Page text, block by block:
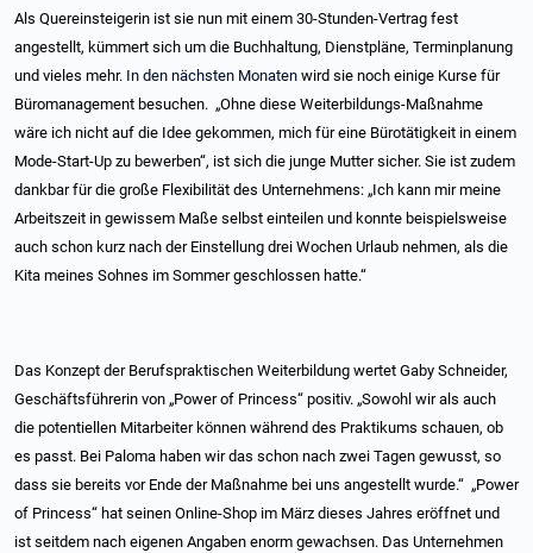
Als Quereinsteigerin ist sie nun mit einem 30-Stunden-Vertrag fest
angestellt, kümmert sich um die Buchhaltung, Dienstpläne, Terminplanung
und vieles mehr. In den nächsten Monaten wird sie noch einige Kurse für
Büromanagement besuchen. „Ohne diese Weiterbildungs-Maßnahme
wäre ich nicht auf die Idee gekommen, mich für eine Bürotätigkeit in einem
Mode-Start-Up zu bewerben“, ist sich die junge Mutter sicher. Sie ist zudem
dankbar für die große Flexibilität des Unternehmens: „Ich kann mir meine
Arbeitszeit in gewissem Maße selbst einteilen und konnte beispielsweise
auch schon kurz nach der Einstellung drei Wochen Urlaub nehmen, als die
Kita meines Sohnes im Sommer geschlossen hatte.“
Das Konzept der Berufspraktischen Weiterbildung wertet Gaby Schneider,
Geschäftsführerin von „Power of Princess“ positiv. „Sowohl wir als auch
die potentiellen Mitarbeiter können während des Praktikums schauen, ob
es passt. Bei Paloma haben wir das schon nach zwei Tagen gewusst, so
dass sie bereits vor Ende der Maßnahme bei uns angestellt wurde.“ „Power
of Princess“ hat seinen Online-Shop im März dieses Jahres eröffnet und
ist seitdem nach eigenen Angaben enorm gewachsen. Das Unternehmen